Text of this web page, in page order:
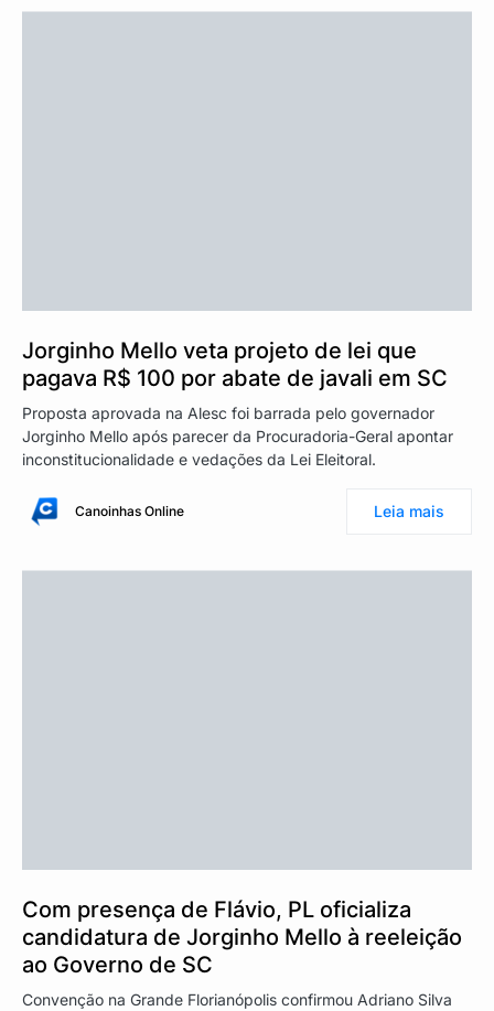
Jorginho Mello veta projeto de lei que
pagava R$ 100 por abate de javali em SC
Proposta aprovada na Alesc foi barrada pelo governador
Jorginho Mello após parecer da Procuradoria-Geral apontar
inconstitucionalidade e vedações da Lei Eleitoral.
Canoinhas Online Leia mais
Com presença de Flávio, PL oficializa
candidatura de Jorginho Mello à reeleição
ao Governo de SC
Convenção na Grande Florianópolis confirmou Adriano Silva